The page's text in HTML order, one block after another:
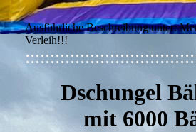
IMG_1872 (1)
Ausführliche Beschreibung unter:
Verleih!!!
Dschungel
mit 6000